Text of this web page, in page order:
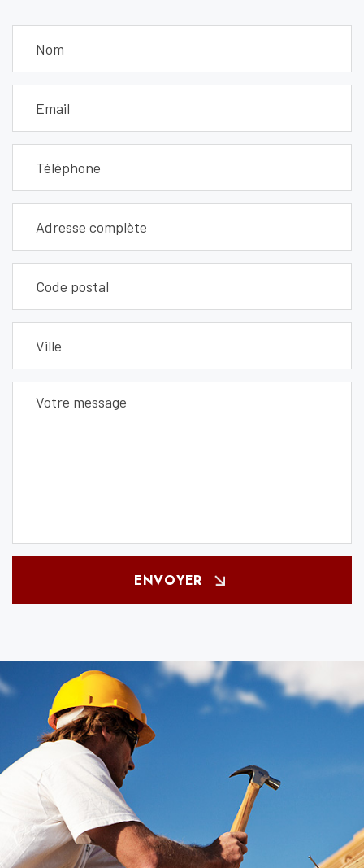
ENVOYER